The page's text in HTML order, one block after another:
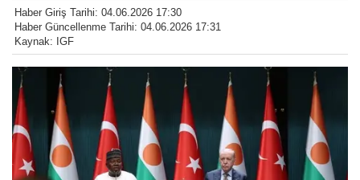
Haber Giriş Tarihi: 04.06.2026 17:30
Haber Güncellenme Tarihi: 04.06.2026 17:31
Kaynak: IGF